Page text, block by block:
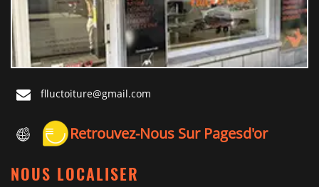
flluctoiture@gmail.com
Retrouvez-Nous Sur Pagesd'or
NOUS LOCALISER